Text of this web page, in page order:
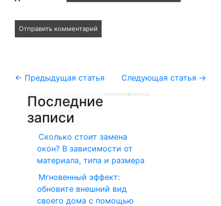
← Предыдущая статья Следующая статья →
Последние
записи
Сколько стоит замена
окон? В зависимости от
материала, типа и размера
Мгновенный эффект:
обновите внешний вид
своего дома с помощью